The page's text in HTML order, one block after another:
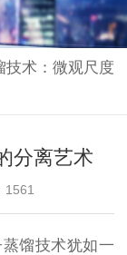
技术：微观尺度
分离艺术
1561
馏技术犹如一